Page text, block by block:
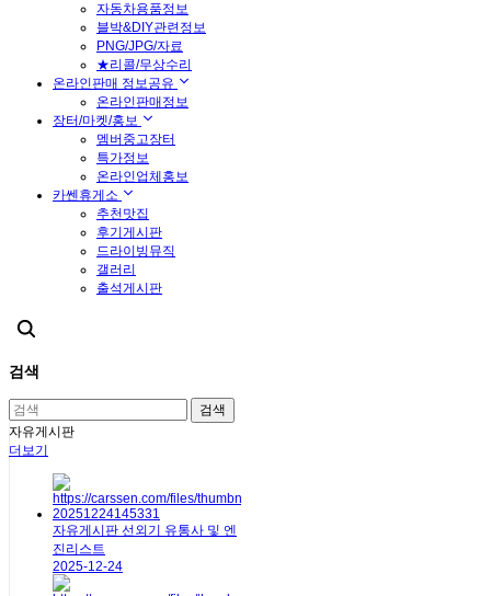
자동차용품정보
블박&DIY관련정보
PNG/JPG/자료
★리콜/무상수리
온라인판매 정보공유
온라인판매정보
장터/마켓/홍보
멤버중고장터
특가정보
온라인업체홍보
카쎈휴게소
추천맛집
후기게시판
드라이빙뮤직
갤러리
출석게시판
검색
검색
자유게시판
더보기
자유게시판 선외기 유통사 및 엔
진리스트
2025-12-24